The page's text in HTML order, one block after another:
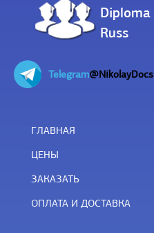
Diploma
Russ
Telegram@NikolayDocs
ГЛАВНАЯ
ЦЕНЫ
ЗАКАЗАТЬ
ОПЛАТА И ДОСТАВКА